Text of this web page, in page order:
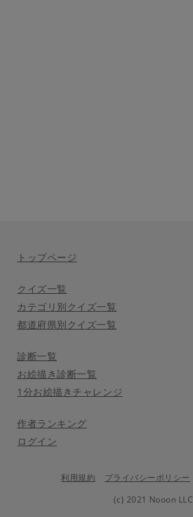
トップページ
クイズ一覧
カテゴリ別クイズ一覧
都道府県別クイズ一覧
診断一覧
お絵描き診断一覧
1分お絵描きチャレンジ
作者ランキング
ログイン
利用規約 プライバシーポリシー
(c) 2021 Nooon LLC